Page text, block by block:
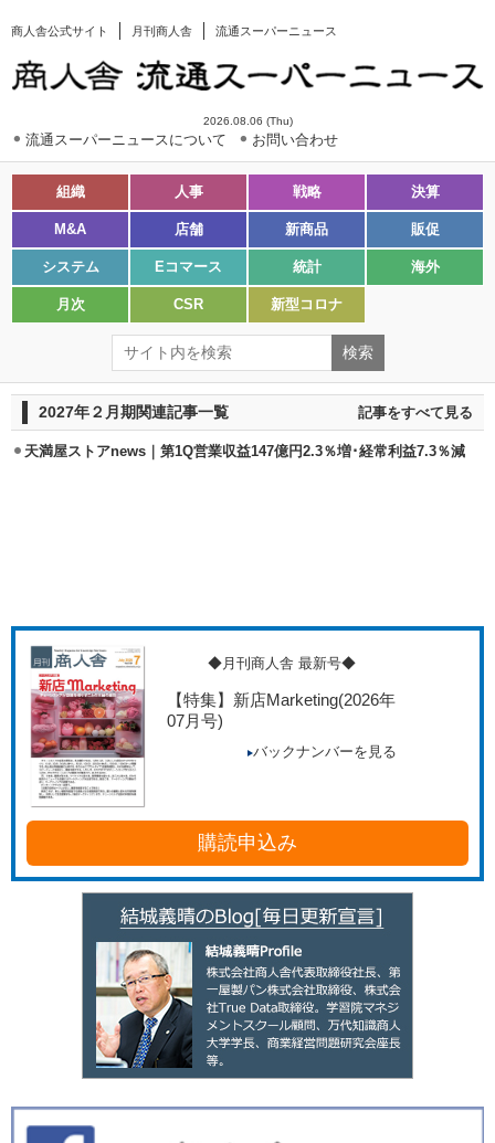
商人舎公式サイト 月刊商人舎 流通スーパーニュース
2026.08.06 (Thu)
流通スーパーニュースについて お問い合わせ
組織 人事 戦略 決算
M&A 店舗 新商品 販促
システム Eコマース 統計 海外
月次 CSR 新型コロナ
2027年２月期関連記事一覧 記事をすべて見る
天満屋ストアnews｜第1Q営業収益147億円2.3％増･経常利益7.3％減
◆月刊商人舎 最新号◆
【特集】新店Marketing(2026年
07月号)
バックナンバーを見る
購読申込み